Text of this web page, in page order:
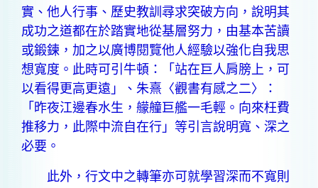
實、他人行事、歷史教訓尋求突破方向，說明其
成功之道都在於踏實地從基層努力，由基本苦讀
或鍛鍊，加之以廣博閱覽他人經驗以強化自我思
想寬度。此時可引牛頓：「站在巨人肩膀上，可
以看得更高更遠」、朱熹〈觀書有感之二〉：
「昨夜江邊春水生，艨艟巨艦一毛輕。向來枉費
推移力，此際中流自在行」等引言說明寬、深之
必要。
此外，行文中之轉筆亦可就學習深而不寬則